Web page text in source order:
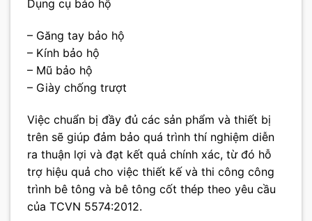
Dụng cụ bảo hộ
– Găng tay bảo hộ
– Kính bảo hộ
– Mũ bảo hộ
– Giày chống trượt
Việc chuẩn bị đầy đủ các sản phẩm và thiết bị
trên sẽ giúp đảm bảo quá trình thí nghiệm diễn
ra thuận lợi và đạt kết quả chính xác, từ đó hỗ
trợ hiệu quả cho việc thiết kế và thi công công
trình bê tông và bê tông cốt thép theo yêu cầu
của TCVN 5574:2012.